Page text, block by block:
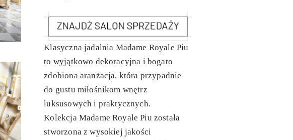
Klasyczna jadalnia Madame Royale Piu
to wyjątkowo dekoracyjna i bogato
zdobiona aranżacja, która przypadnie
do gustu miłośnikom wnętrz
luksusowych i praktycznych.
Kolekcja Madame Royale Piu została
stworzona z wysokiej jakości